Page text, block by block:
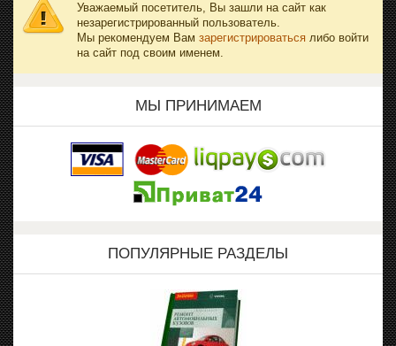
Уважаемый посетитель, Вы зашли на сайт как
незарегистрированный пользователь.
Мы рекомендуем Вам зарегистрироваться либо войти
на сайт под своим именем.
МЫ ПРИНИМАЕМ
ПОПУЛЯРНЫЕ РАЗДЕЛЫ